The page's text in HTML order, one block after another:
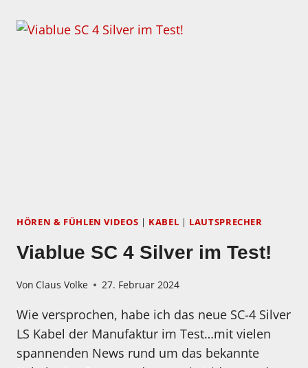
ONLINE!
HÖREN & FÜHLEN VIDEOS | KABEL | LAUTSPRECHER
Viablue SC 4 Silver im Test!
Von Claus Volke 27. Februar 2024
Wie versprochen, habe ich das neue SC-4 Silver
LS Kabel der Manufaktur im Test…mit vielen
spannenden News rund um das bekannte